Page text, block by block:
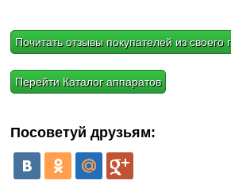
Почитать отзывы покупателей из своего
Перейти Каталог аппаратов
Посоветуй друзьям: